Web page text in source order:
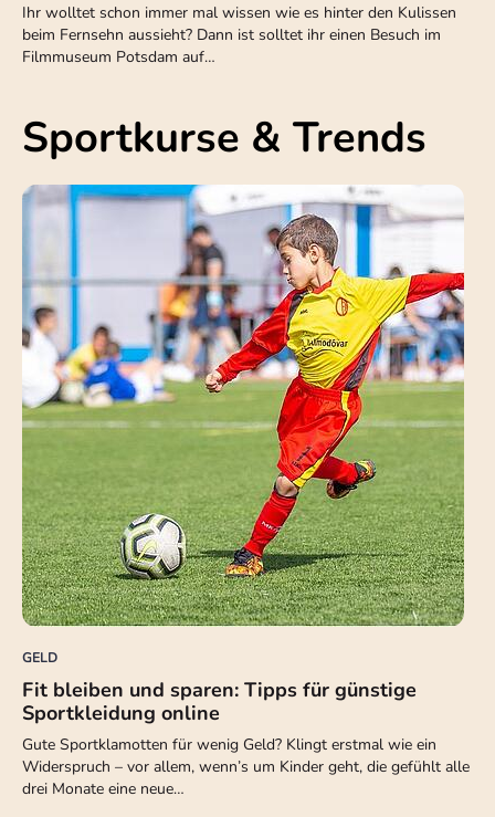
Ihr wolltet schon immer mal wissen wie es hinter den Kulissen
beim Fernsehn aussieht? Dann ist solltet ihr einen Besuch im
Filmmuseum Potsdam auf…
Sportkurse & Trends
GELD
Fit bleiben und sparen: Tipps für günstige
Sportkleidung online
Gute Sportklamotten für wenig Geld? Klingt erstmal wie ein
Widerspruch – vor allem, wenn’s um Kinder geht, die gefühlt alle
drei Monate eine neue…